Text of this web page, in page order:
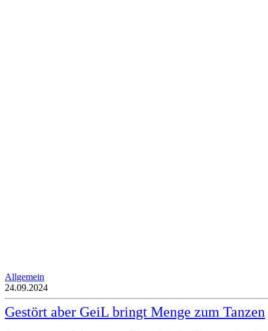
Allgemein
24.09.2024
Gestört aber GeiL bringt Menge zum Tanzen